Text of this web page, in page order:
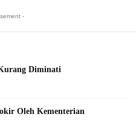
-
Diminati
Oleh Kementerian